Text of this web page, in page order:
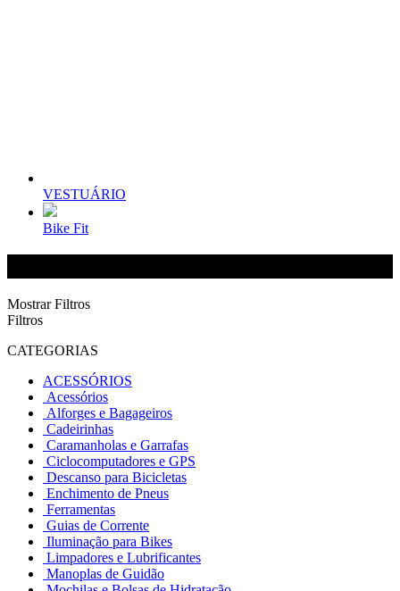
VESTUÁRIO
Bike Fit
Mostrar Filtros
Filtros
CATEGORIAS
ACESSÓRIOS
Acessórios
Alforges e Bagageiros
Cadeirinhas
Caramanholas e Garrafas
Ciclocomputadores e GPS
Descanso para Bicicletas
Enchimento de Pneus
Ferramentas
Guias de Corrente
Iluminação para Bikes
Limpadores e Lubrificantes
Manoplas de Guidão